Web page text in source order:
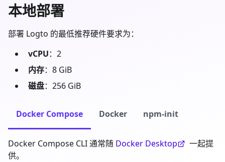
本地部署
部署 Logto 的最低推荐硬件要求为：
vCPU：2
内存：8 GiB
磁盘：256 GiB
Docker Compose Docker npm-init
Docker Compose CLI 通常随 Docker Desktop
一起提
供。